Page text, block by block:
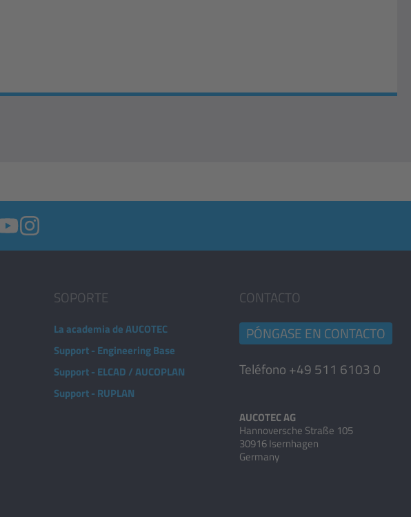
SOPORTE
La academia de AUCOTEC
Support - Engineering Base
Support - ELCAD / AUCOPLAN
Support - RUPLAN
CONTACTO
PÓNGASE EN CONTACTO
Teléfono +49 511 6103 0
AUCOTEC AG
Hannoversche Straße 105
30916 Isernhagen
Germany